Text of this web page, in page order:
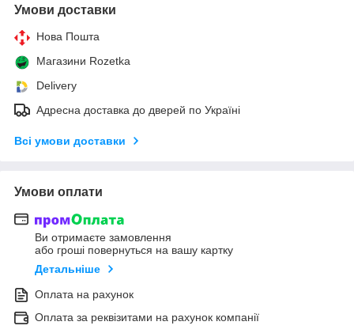
Умови доставки
Нова Пошта
Магазини Rozetka
Delivery
Адресна доставка до дверей по Україні
Всі умови доставки
Умови оплати
Ви отримаєте замовлення
або гроші повернуться на вашу картку
Детальніше
Оплата на рахунок
Оплата за реквізитами на рахунок компанії